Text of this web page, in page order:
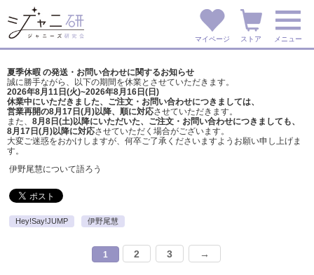
マイページ ストア メニュー
夏季休暇 の発送・お問い合わせに関するお知らせ
誠に勝手ながら、以下の期間を休業とさせていただきます。
2026年8月11日(火)~2026年8月16日(日)
休業中にいただきました、ご注文・お問い合わせにつきましては、
営業再開の8月17日(月)以降、順に対応させていただきます。
また、 8月8日(土)以降にいただいた、ご注文・ お問い合わせにつきましても、
8月17日(月)以降に対応させていただく場合がございます。
大変ご迷惑をおかけしますが、 何卒ご了承くださいますようお願い申し上げま
す。
伊野尾慧について語ろう
Hey!Say!JUMP 伊野尾慧
1 2 3 →